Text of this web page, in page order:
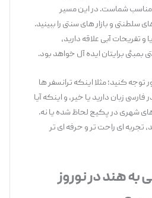
شماست. در این مسیر
و بازار های سنتی را ببینید.
آبی علاقه دارید،
برایتان ایده‌ آل خواهد بود.
مثلا اینکه ترانسفر ها
دارید یا خیر، و اینکه آیا
در پکیج لحاظ شده یا نه.
ای راحت‌ تر و حرفه ‌ای ‌تر
هند در نوروز